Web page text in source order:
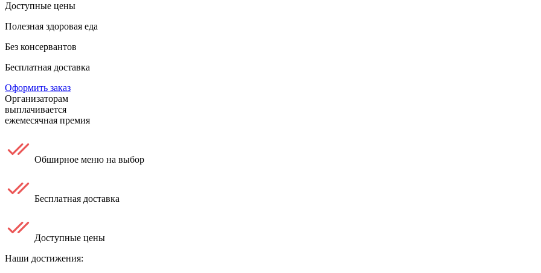
Доступные цены
Полезная здоровая еда
Без консервантов
Бесплатная доставка
Оформить заказ
Организаторам
выплачивается
ежемесячная премия
Обширное меню на выбор
Бесплатная доставка
Доступные цены
Наши достижения: